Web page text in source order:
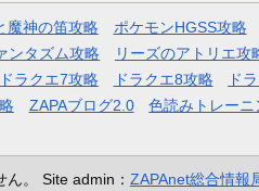
魔神の笛攻略 ポケモンHGSS攻略
ンタズム攻略 リーズのアトリエ攻
ドラクエ7攻略 ドラクエ8攻略 ド
ZAPAブログ2.0 色読みトレーニ
。 Site admin： ZAPAnet総合情報